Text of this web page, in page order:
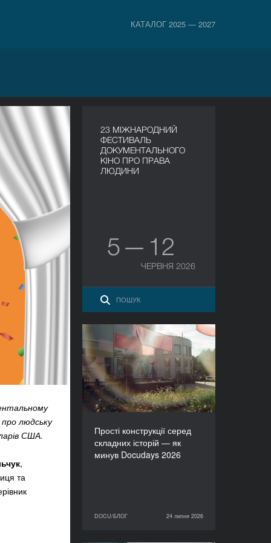
КАТАЛОГ 2025 — 2027
про людську
США.
,
та
23 МІЖНАРОДНИЙ
ФЕСТИВАЛЬ
ДОКУМЕНТАЛЬНОГО
КІНО ПРО ПРАВА
ЛЮДИНИ
5 — 12
ЧЕРВНЯ 2026
Прості конструкції серед
складних історій — як
минув Docudays 2026
DOCU/БЛОГ 24 липня 2026
Прості конструкції серед
складних історій — як
минув Docudays 2026
DOCU/БЛОГ
24 липня 2026